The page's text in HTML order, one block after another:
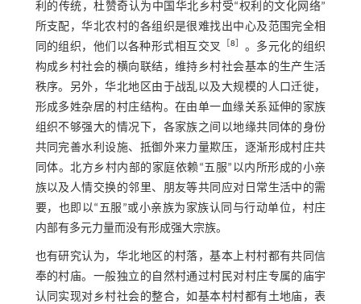
利的传统，杜赞奇认为中国华北乡村受“权利的文化网络”
所支配，华北农村的各组织是很难找出中心及范围完全相
同的组织，他们以各种形式相互交叉
8
。多元化的组织
构成乡村社会的横向联结，维持乡村社会基本的生产生活
秩序。另外，华北地区由于战乱以及大规模的人口迁徙，
形成多姓杂居的村庄结构。在由单一血缘关系延伸的家族
组织不够强大的情况下，各家族之间以地缘共同体的身份
共同完善水利设施、抵御外来力量欺压，逐渐形成村庄共
同体。北方乡村内部的家庭依赖“五服”以内所形成的小亲
族以及人情交换的邻里、朋友等共同应对日常生活中的需
要，也即以“五服”或小亲族为家族认同与行动单位，村庄
内部有多元力量而没有形成强大宗族。
也有研究认为，华北地区的村落，基本上村村都有共同信
奉的村庙。一般独立的自然村通过村民对村庄专属的庙宇
认同实现对乡村社会的整合，如基本村村都有土地庙，表